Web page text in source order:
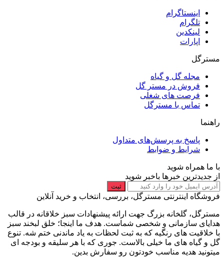
اینستاگرام
تلگرام
لینکدین
اپارات
مسترگل
مجله گل و گیاه
فروش در مستر گل
فرصت های شغلی
تماس با مسترگل
راهنما
پاسخ به پرسش‌های متداول
شرایط و ضوابط
با ما همراه شوید
از جدیدترین خبرها باخبر شوید
ثبت
فروشگاه اینترنتی مسترگل، بررسی، انتخاب و خرید آنلاین
مسترگل، گلخانه بزرگ جهت ارائه پیشنهادات سبز خلاقانه در قالب
هدایای سازمانی و شخصی شماست. هدف ما اینجا؛ خلق لبخند سبز
با خلاقیت های رنگیه که به ثبت لحظات به یاد ماندنی ختم شه. تنوع
گل و گیاه های ما خیلی بالاست. جوری که با هر سلیقه و بودجه ای
میتونید هدیه مناسب خودتون رو سفارش بدین.